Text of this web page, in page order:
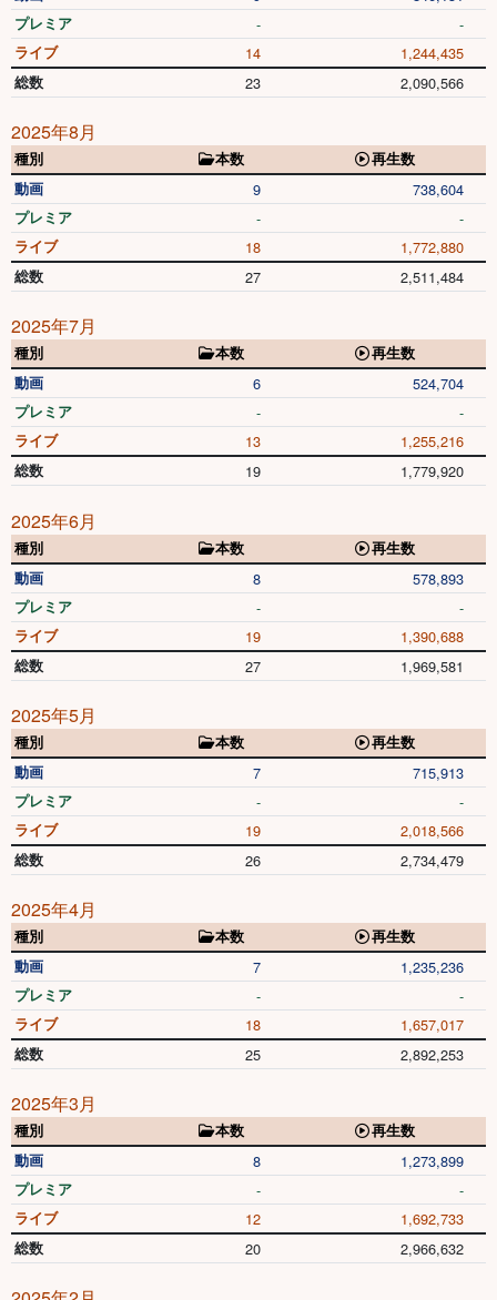
プレミア - -
ライブ 14 1,244,435
総数 23 2,090,566
2025年8月
種別 本数
再生数
動画
9 738,604
プレミア - -
ライブ 18 1,772,880
総数 27 2,511,484
2025年7月
種別 本数
再生数
動画
6 524,704
プレミア - -
ライブ 13 1,255,216
総数 19 1,779,920
2025年6月
種別 本数
再生数
動画
8 578,893
プレミア - -
ライブ 19 1,390,688
総数 27 1,969,581
2025年5月
種別 本数
再生数
動画
7 715,913
プレミア - -
ライブ 19 2,018,566
総数 26 2,734,479
2025年4月
種別 本数
再生数
動画
7 1,235,236
プレミア - -
ライブ 18 1,657,017
総数 25 2,892,253
2025年3月
種別 本数
再生数
動画
8 1,273,899
プレミア - -
ライブ 12 1,692,733
総数 20 2,966,632